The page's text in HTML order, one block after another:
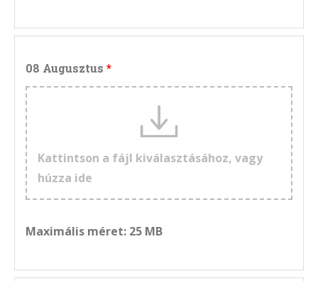
08 Augusztus
Kattintson a fájl kiválasztásához, vagy
húzza ide
Maximális méret: 25 MB